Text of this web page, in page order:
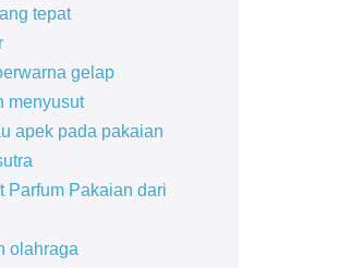
tepat
gelap
menyusut
apek pada pakaian
Parfum Pakaian dari
olahraga